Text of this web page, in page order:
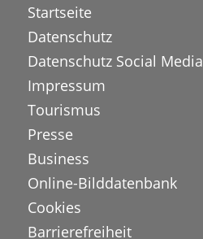
Startseite
Datenschutz
Datenschutz Social Media
Impressum
Tourismus
Presse
Business
Online-Bilddatenbank
Cookies
Barrierefreiheit